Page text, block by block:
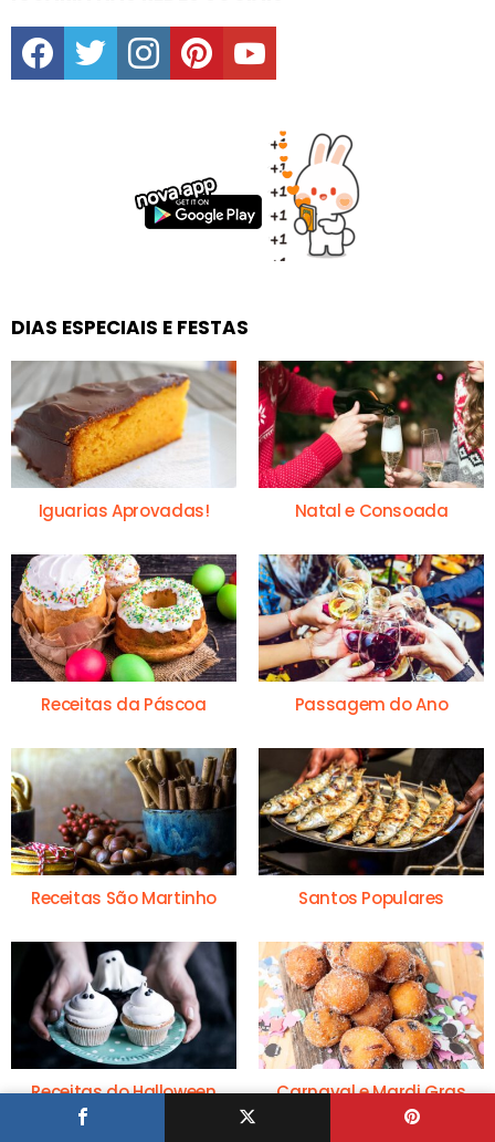
facebooktwitter instagrampinterestyoutube
DIAS ESPECIAIS E FESTAS
Iguarias Aprovadas! Natal e Consoada
Receitas da Páscoa Passagem do Ano
Receitas São Martinho Santos Populares
Receitas do Halloween Carnaval e Mardi Gras